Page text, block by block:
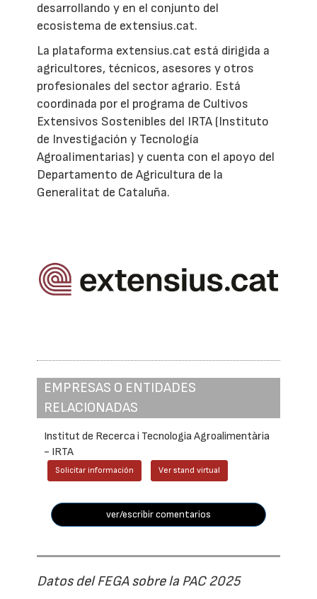
desarrollando y en el conjunto del
ecosistema de extensius.cat.
La plataforma extensius.cat está dirigida a
agricultores, técnicos, asesores y otros
profesionales del sector agrario. Está
coordinada por el programa de Cultivos
Extensivos Sostenibles del IRTA (Instituto
de Investigación y Tecnología
Agroalimentarias) y cuenta con el apoyo del
Departamento de Agricultura de la
Generalitat de Cataluña.
EMPRESAS O ENTIDADES
RELACIONADAS
Institut de Recerca i Tecnologia Agroalimentària
- IRTA
Solicitar información Ver stand virtual
ver/escribir comentarios
Datos del FEGA sobre la PAC 2025